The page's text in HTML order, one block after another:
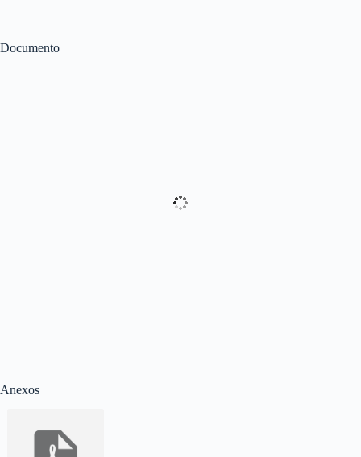
Documento
Anexos